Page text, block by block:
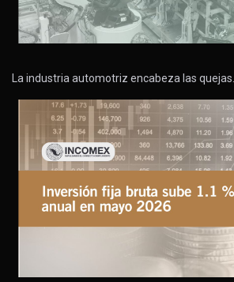
La industria automotriz encabeza las quejas…